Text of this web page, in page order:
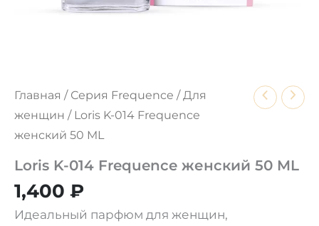
Главная / Серия Frequence /Для
женщин / Loris K-014 Frequence
женский 50 ML
Loris K-014 Frequence женский 50 ML
1,400 ₽
Идеальный парфюм для женщин,